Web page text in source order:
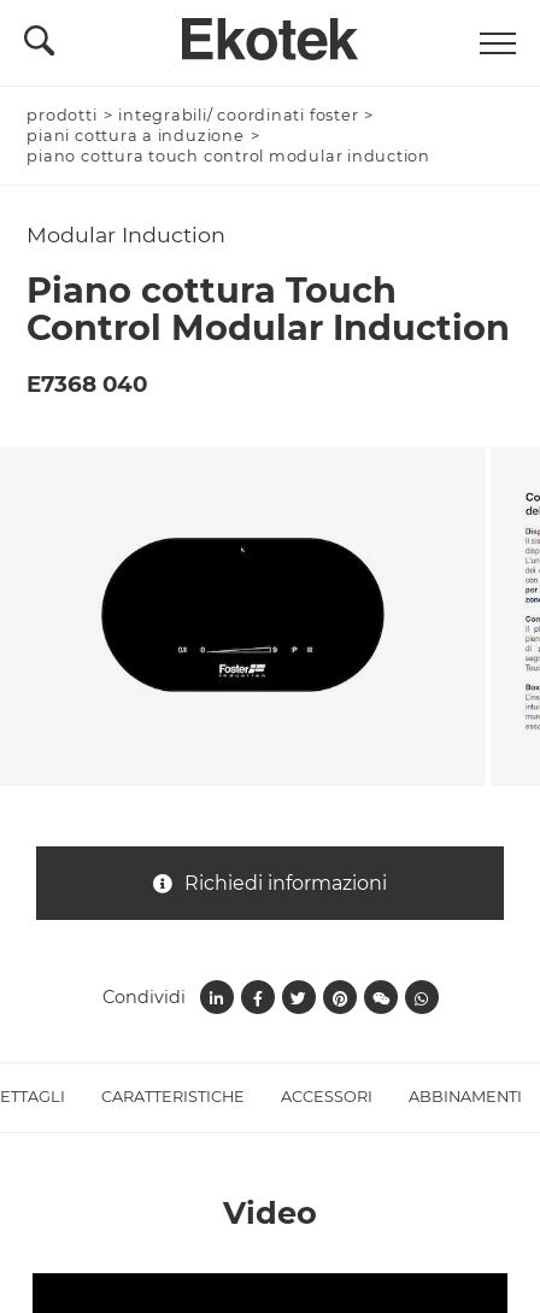
prodotti > integrabili/ coordinati foster >
piani cottura a induzione >
piano cottura touch control modular induction
CARATTERISTICHE ACCESSORI ABBINAMENTI
Video
Modular Induction
Piano cottura Touch
Control Modular Induction
E7368 040
Richiedi informazioni
Condividi
Nominativo *
Azienda/Privato *
Nazione *